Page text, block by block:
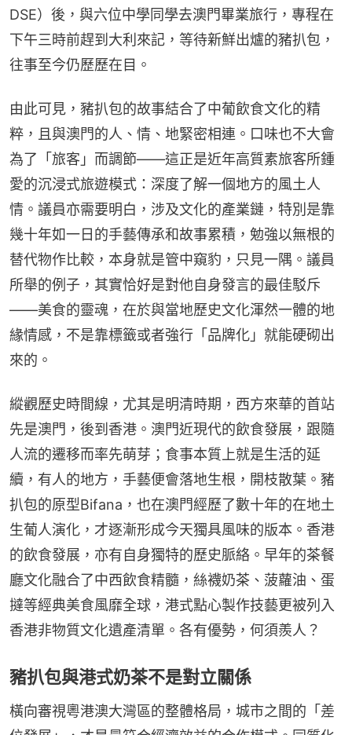
DSE）後，與六位中學同學去澳門畢業旅行，專程在
下午三時前趕到大利來記，等待新鮮出爐的豬扒包，
往事至今仍歷歷在目。
由此可見，豬扒包的故事結合了中葡飲食文化的精
粹，且與澳門的人、情、地緊密相連。口味也不大會
為了「旅客」而調節——這正是近年高質素旅客所鍾
愛的沉浸式旅遊模式：深度了解一個地方的風土人
情。議員亦需要明白，涉及文化的產業鏈，特別是靠
幾十年如一日的手藝傳承和故事累積，勉強以無根的
替代物作比較，本身就是管中窺豹，只見一隅。議員
所舉的例子，其實恰好是對他自身發言的最佳駁斥
——美食的靈魂，在於與當地歷史文化渾然一體的地
緣情感，不是靠標籤或者強行「品牌化」就能硬砌出
來的。
縱觀歷史時間線，尤其是明清時期，西方來華的首站
先是澳門，後到香港。澳門近現代的飲食發展，跟隨
人流的遷移而率先萌芽；食事本質上就是生活的延
續，有人的地方，手藝便會落地生根，開枝散葉。豬
扒包的原型Bifana，也在澳門經歷了數十年的在地土
生葡人演化，才逐漸形成今天獨具風味的版本。香港
的飲食發展，亦有自身獨特的歷史脈絡。早年的茶餐
廳文化融合了中西飲食精髓，絲襪奶茶、菠蘿油、蛋
撻等經典美食風靡全球，港式點心製作技藝更被列入
香港非物質文化遺產清單。各有優勢，何須羨人？
豬扒包與港式奶茶不是對立關係
橫向審視粵港澳大灣區的整體格局，城市之間的「差